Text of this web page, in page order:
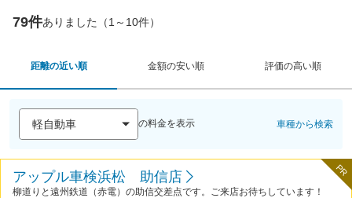
79件ありました（1～10件）
距離の近い順 金額の安い順 評価の高い順
の料金を表示 車種から検索
PR
アップル車検浜松 助信店
柳道りと遠州鉄道（赤電）の助信交差点です。ご来店お待ちしています！